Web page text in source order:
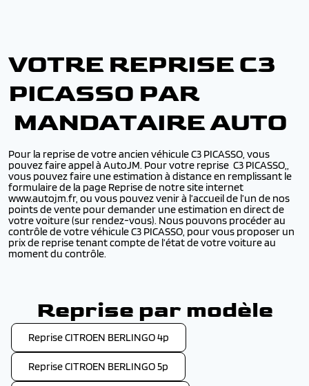
VOTRE REPRISE C3
PICASSO PAR
MANDATAIRE AUTO
Pour la reprise de votre ancien véhicule C3 PICASSO, vous
pouvez faire appel à AutoJM. Pour votre reprise C3 PICASSO,,
vous pouvez faire une estimation à distance en remplissant le
formulaire de la page Reprise de notre site internet
www.autojm.fr, ou vous pouvez venir à l’accueil de l’un de nos
points de vente pour demander une estimation en direct de
votre voiture (sur rendez-vous). Nous pouvons procéder au
contrôle de votre véhicule C3 PICASSO, pour vous proposer un
prix de reprise tenant compte de l’état de votre voiture au
moment du contrôle.
Reprise par modèle
Reprise CITROEN BERLINGO 4p
Reprise CITROEN BERLINGO 5p